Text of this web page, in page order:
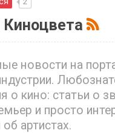
Киноцвета
новости на
о кино: статьи о
и просто
артистах.